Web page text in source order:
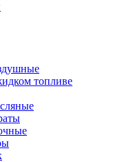
топливе